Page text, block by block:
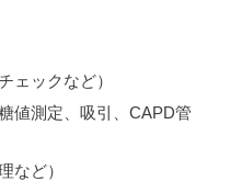
ェックなど）
値測定、吸引、CAPD管
など）